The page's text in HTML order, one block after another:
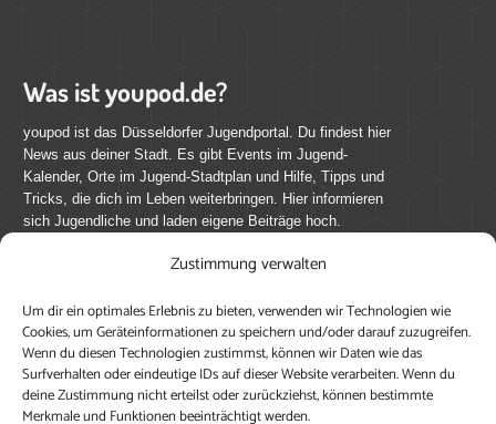
Zustimmung verwalten
Um dir ein optimales Erlebnis zu bieten, verwenden wir Technologien wie
Cookies, um Geräteinformationen zu speichern und/oder darauf zuzugreifen.
Wenn du diesen Technologien zustimmst, können wir Daten wie das
Surfverhalten oder eindeutige IDs auf dieser Website verarbeiten. Wenn du
deine Zustimmung nicht erteilst oder zurückziehst, können bestimmte
Merkmale und Funktionen beeinträchtigt werden.
Was ist youpod.de?
youpod ist das Düsseldorfer Jugendportal. Du findest hier
News aus deiner Stadt. Es gibt Events im Jugend-
Kalender, Orte im Jugend-Stadtplan und Hilfe, Tipps und
Tricks, die dich im Leben weiterbringen. Hier informieren
sich Jugendliche und laden eigene Beiträge hoch.
Mach mit bei youpod.de!
youpod.de lebt von Menschen wie dir. Sammel
journalistische Erfahrung, teile deine Perspektive und
veröffentliche deine Beiträge auf youpod.de.Du musst
dich anmelden, um alle Funktionen nutzen zu können, ein
Profil anzulegen, eigene Beiträge hochzuladen und zu